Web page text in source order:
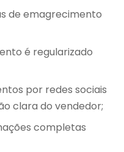
de emagrecimento
é regularizado
por redes sociais
clara do vendedor;
completas